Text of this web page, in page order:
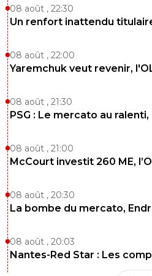
08 août , 22:30
Un renfort inattendu
08 août , 22:00
Yaremchuk veut revenir,
08 août , 21:30
PSG : Le mercato au ralenti,
08 août , 21:00
McCourt investit 260 ME,
08 août , 20:30
La bombe du mercato,
08 août , 20:03
Nantes-Red Star : Les